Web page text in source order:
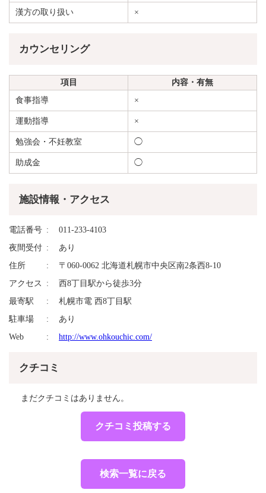
漢方の取り扱い ×
カウンセリング
項目
内容・有無
食事指導
×
運動指導 ×
勉強会・不妊教室 ◯
助成金 ◯
施設情報・アクセス
電話番号
011-233-4103
夜間受付
あり
住所
〒060-0062 北海道札幌市中央区南2条西8-10
アクセス
西8丁目駅から徒歩3分
最寄駅
札幌市電 西8丁目駅
駐車場
あり
Web
http://www.ohkouchic.com/
クチコミ
まだクチコミはありません。
クチコミ投稿する
検索一覧に戻る